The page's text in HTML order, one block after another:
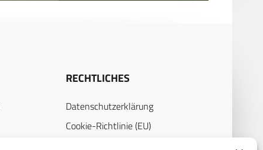
RECHTLICHES
Datenschutzerklärung
Cookie-Richtlinie (EU)